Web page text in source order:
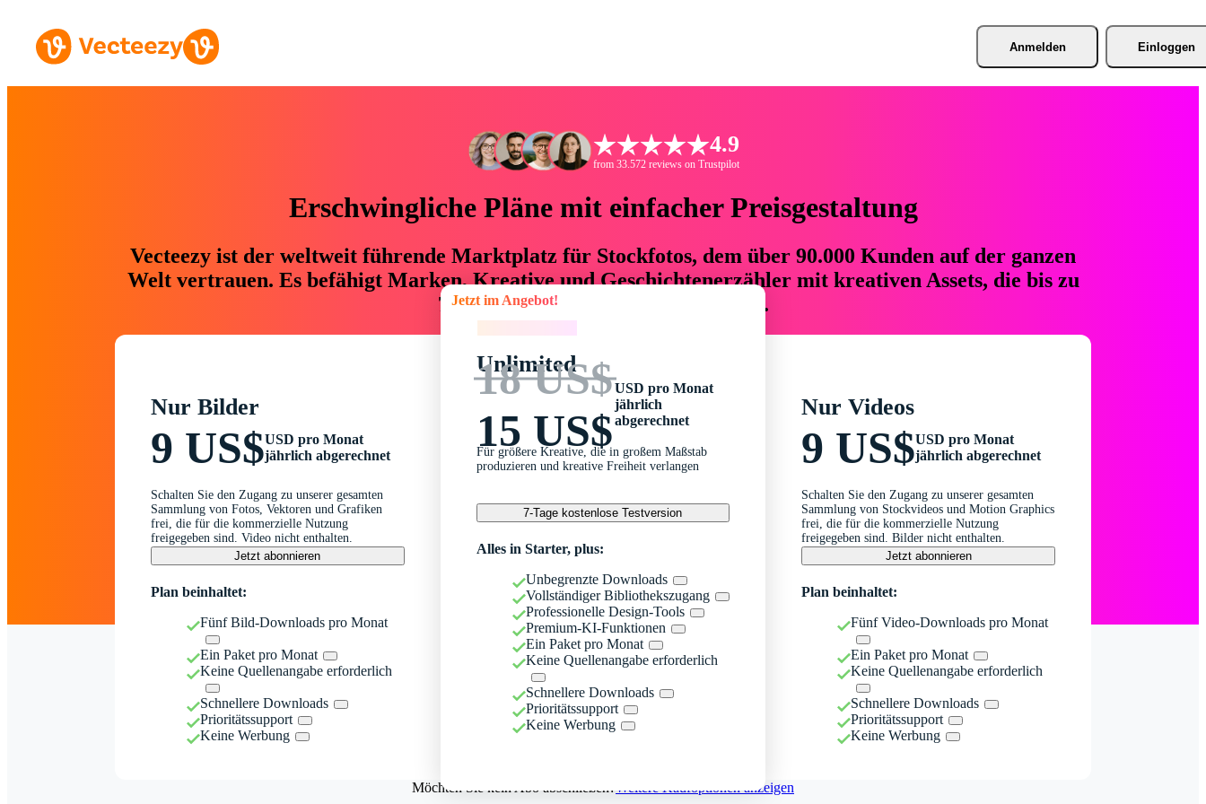
Anmelden Einloggen
4.9
from 33.572 reviews on Trustpilot
Erschwingliche Pläne mit einfacher Preisgestaltung
Vecteezy ist der weltweit führende Marktplatz für Stockfotos, dem über 90.000 Kunden auf der ganzen
Welt vertrauen. Es befähigt Marken, Kreative und Geschichtenerzähler mit kreativen Assets, die bis zu
76 % an Zeit und Budget einsparen.
Nur Bilder
9 US$USD pro Monat
jährlich abgerechnet
Schalten Sie den Zugang zu unserer gesamten
Sammlung von Fotos, Vektoren und Grafiken
frei, die für die kommerzielle Nutzung
freigegeben sind. Video nicht enthalten.
Jetzt abonnieren
Plan beinhaltet:
Fünf Bild-Downloads pro Monat
Ein Paket pro Monat
Keine Quellenangabe erforderlich
Schnellere Downloads
Prioritätssupport
Keine Werbung
Jetzt im Angebot!
Unlimited
18 US$
15 US$
USD pro Monat
jährlich
abgerechnet
Für größere Kreative, die in großem Maßstab
produzieren und kreative Freiheit verlangen
7-Tage kostenlose Testversion
Alles in Starter, plus:
Unbegrenzte Downloads
Vollständiger Bibliothekszugang
Professionelle Design-Tools
Premium-KI-Funktionen
Ein Paket pro Monat
Keine Quellenangabe erforderlich
Schnellere Downloads
Prioritätssupport
Keine Werbung
Nur Videos
9 US$USD pro Monat
jährlich abgerechnet
Schalten Sie den Zugang zu unserer gesamten
Sammlung von Stockvideos und Motion Graphics
frei, die für die kommerzielle Nutzung
freigegeben sind. Bilder nicht enthalten.
Jetzt abonnieren
Plan beinhaltet:
Fünf Video-Downloads pro Monat
Ein Paket pro Monat
Keine Quellenangabe erforderlich
Schnellere Downloads
Prioritätssupport
Keine Werbung
Möchten Sie kein Abo abschließen?Weitere Kaufoptionen anzeigen